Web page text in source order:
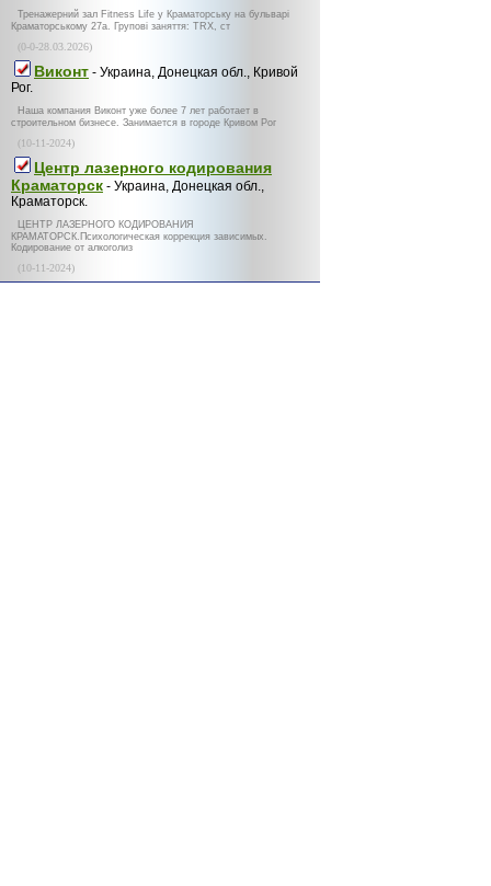
Тренажерний зал Fitness Life у Краматорську на бульварі
Краматорському 27а. Групові заняття: TRX, ст
(0-0-28.03.2026)
Виконт - Украина, Донецкая обл., Кривой
Рог.
Наша компания Виконт уже более 7 лет работает в
строительном бизнесе. Занимается в городе Кривом Рог
(10-11-2024)
Центр лазерного кодирования
Краматорск - Украина, Донецкая обл.,
Краматорск.
ЦЕНТР ЛАЗЕРНОГО КОДИРОВАНИЯ
КРАМАТОРСК.Психологическая коррекция зависимых.
Кодирование от алкоголиз
(10-11-2024)